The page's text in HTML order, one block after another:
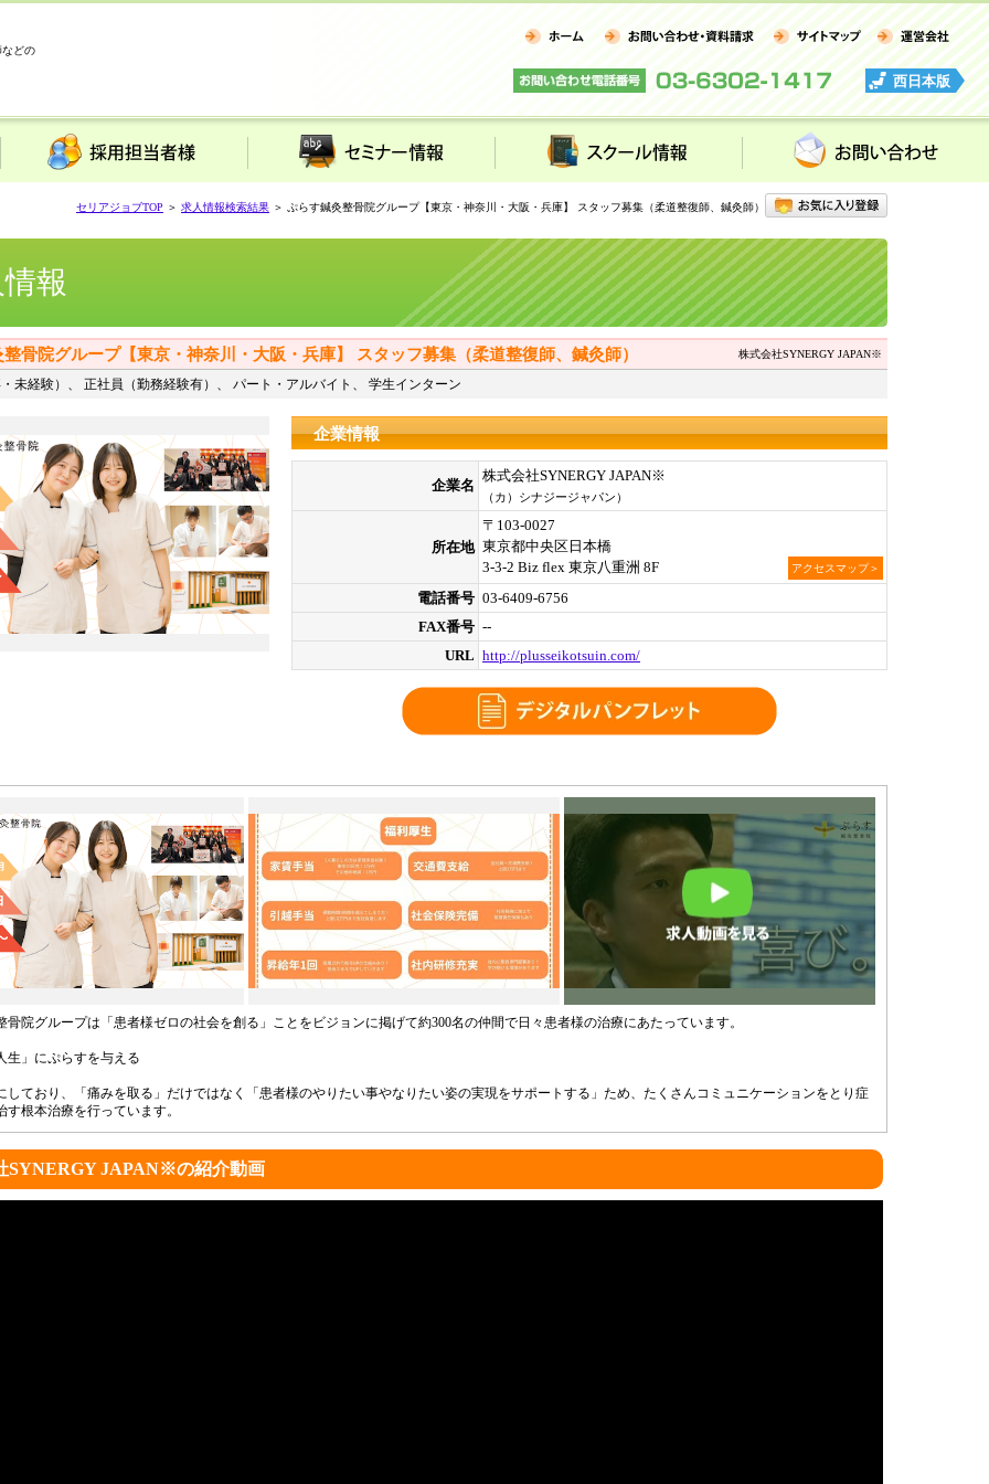
などの
西日本版
お問い合わせ
セリアジョブTOP ＞ 求人情報検索結果 ＞ ぷらす鍼灸整骨院グループ【東京・神奈川・大阪・兵庫】 スタッフ募集（柔道整復師、鍼灸師）
報
骨院グループ【東京・神奈川・大阪・兵庫】 スタッフ募集（柔道整復師、鍼灸師） 株式会社SYNERGY JAPAN※
未経験）、 正社員（勤務経験有）、 パート・アルバイト、 学生インターン
企業情報
企業名
株式会社SYNERGY JAPAN※
（カ）シナジージャパン）
所在地
〒103-0027
東京都中央区日本橋
3-3-2 Biz flex 東京八重洲 8F
アクセスマップ＞
電話番号 03-6409-6756
FAX番号 --
URL http://plusseikotsuin.com/
骨院グループは「患者様ゼロの社会を創る」ことをビジョンに掲げて約300名の仲間で日々患者様の治療にあたっています。
生」にぷらすを与える
しており、「痛みを取る」だけではなく「患者様のやりたい事やなりたい姿の実現をサポートする」ため、たくさんコミュニケーションをとり症
す根本治療を行っています。
SYNERGY JAPAN※の紹介動画